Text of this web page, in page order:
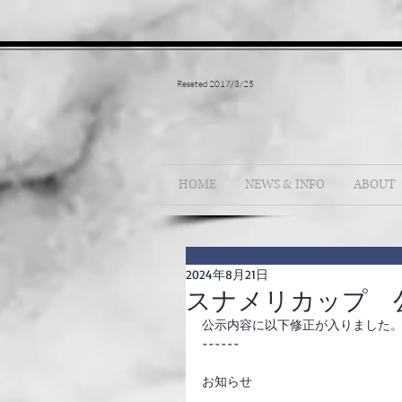
Reseted 2017/3/25
HOME NEWS & INFO ABOUT
スナメリカップ
2024年8月21日
公示内容に以下修正が入りました。
------
お知らせ